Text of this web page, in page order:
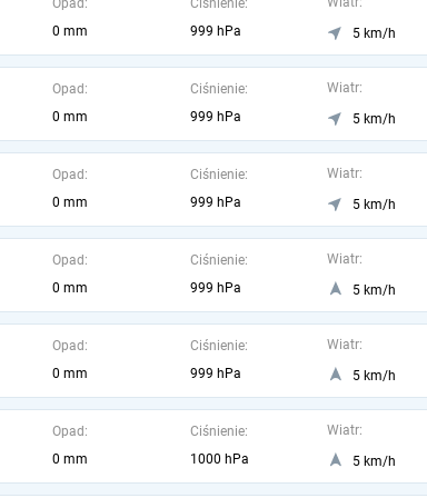
Opad:
0 mm
Ciśnienie:
999 hPa
5 km/h
Opad:
0 mm
Ciśnienie:
999 hPa
Wiatr:
5 km/h
Opad:
0 mm
Ciśnienie:
999 hPa
Wiatr:
5 km/h
Opad:
0 mm
Ciśnienie:
999 hPa
Wiatr:
5 km/h
Opad:
0 mm
Ciśnienie:
999 hPa
Wiatr:
5 km/h
Opad:
0 mm
Ciśnienie:
1000 hPa
Wiatr:
5 km/h